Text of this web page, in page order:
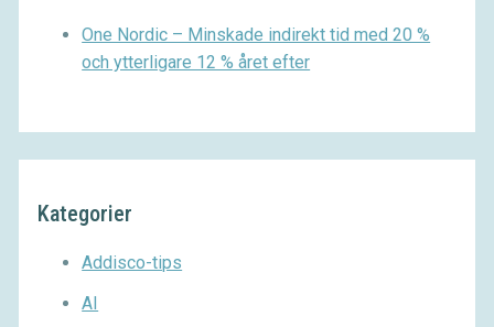
One Nordic – Minskade indirekt tid med 20 %
och ytterligare 12 % året efter
Kategorier
Addisco-tips
AI